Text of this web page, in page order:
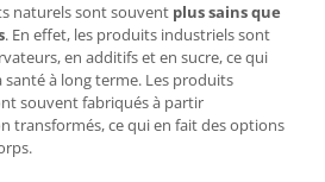
naturels sont souvent plus sains que
. En effet, les produits industriels sont
en additifs et en sucre, ce qui
à long terme. Les produits
souvent fabriqués à partir
transformés, ce qui en fait des options